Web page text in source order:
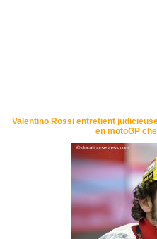
Valentino Rossi entretient
en motoGP